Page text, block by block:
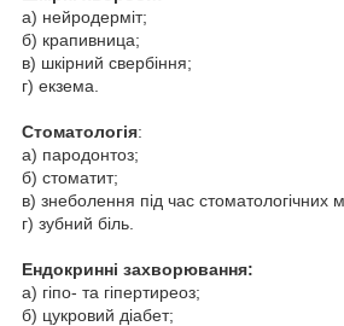
а) нейродерміт;
б) крапивница;
в) шкірний свербіння;
г) екзема.
Стоматологія:
а) пародонтоз;
б) стоматит;
в) знеболення під час стоматологічних
г) зубний біль.
Ендокринні захворювання:
а) гіпо- та гіпертиреоз;
б) цукровий діабет;